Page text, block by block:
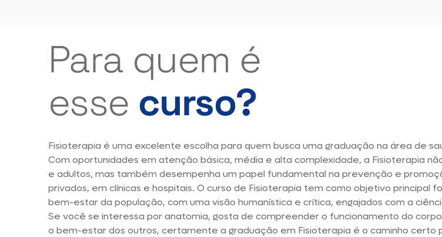
Para quem é
esse curso?
Fisioterapia é uma excelente escolha para quem busca uma graduação na área de
Com oportunidades em atenção básica, média e alta complexidade, a Fisioterapia
e adultos, mas também desempenha um papel fundamental na prevenção e
privados, em clínicas e hospitais. O curso de Fisioterapia tem como objetivo
bem-estar da população, com uma visão humanística e crítica, engajados com a
Se você se interessa por anatomia, gosta de compreender o funcionamento do
o bem-estar dos outros, certamente a graduação em Fisioterapia é o caminho certo